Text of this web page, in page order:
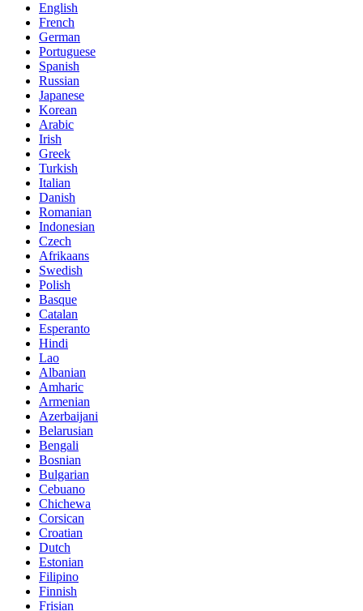
English
French
German
Portuguese
Spanish
Russian
Japanese
Korean
Arabic
Irish
Greek
Turkish
Italian
Danish
Romanian
Indonesian
Czech
Afrikaans
Swedish
Polish
Basque
Catalan
Esperanto
Hindi
Lao
Albanian
Amharic
Armenian
Azerbaijani
Belarusian
Bengali
Bosnian
Bulgarian
Cebuano
Chichewa
Corsican
Croatian
Dutch
Estonian
Filipino
Finnish
Frisian